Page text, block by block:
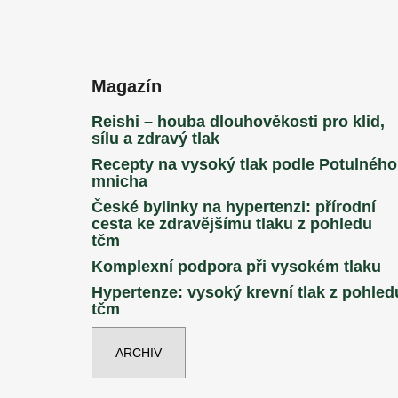
Magazín
Reishi – houba dlouhověkosti pro klid,
sílu a zdravý tlak
Recepty na vysoký tlak podle Potulného
mnicha
České bylinky na hypertenzi: přírodní
cesta ke zdravějšímu tlaku z pohledu
tčm
Komplexní podpora při vysokém tlaku
Hypertenze: vysoký krevní tlak z
tčm
ARCHIV